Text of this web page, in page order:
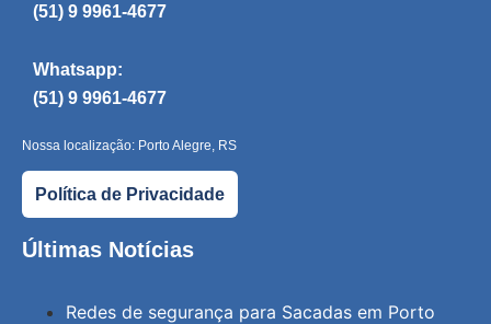
(51) 9 9961-4677
Whatsapp:
(51) 9 9961-4677
Nossa localização: Porto Alegre, RS
Política de Privacidade
Últimas Notícias
Redes de segurança para Sacadas em Porto